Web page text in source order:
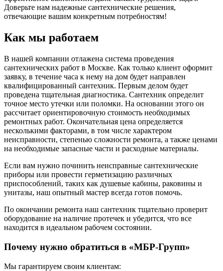
Доверьте нам надежные сантехнические решения,
отвечающие вашим конкретным потребностям!
Как мы работаем
В нашей компании отлажена система проведения
сантехнических работ в Москве. Как только клиент оформит
заявку, в течение часа к нему на дом будет направлен
квалифицированный сантехник. Первым делом будет
проведена тщательная диагностика. Сантехник определит
точное место утечки или поломки. На основании этого он
рассчитает ориентировочную стоимость необходимых
ремонтных работ. Окончательная цена определяется
несколькими факторами, в том числе характером
неисправности, степенью сложности ремонта, а также ценами
на необходимые запасные части и расходные материалы.
Если вам нужно починить неисправные сантехнические
приборы или провести герметизацию различных
приспособлений, таких как душевые кабины, раковины и
унитазы, наш опытный мастер всегда готов помочь.
По окончании ремонта наш сантехник тщательно проверит
оборудование на наличие протечек и убедится, что все
находится в идеальном рабочем состоянии.
Почему нужно обратиться в «МБР-Групп»
Мы гарантируем своим клиентам: